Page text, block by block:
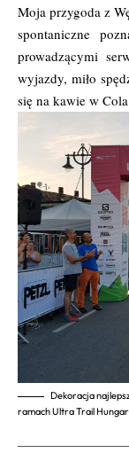
Moja przygoda z
spontaniczne
prowadzącymi
wyjazdy, miło
się na kawie w
Dekoracja
ramach Ultra Trail